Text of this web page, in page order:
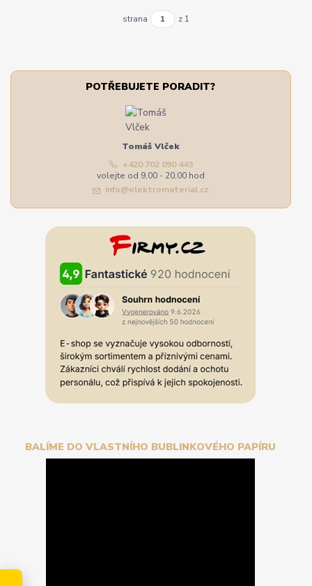
strana z 1
POTŘEBUJETE PORADIT?
Tomáš Vlček
+420 702 090 443
volejte od 9,00 - 20,00 hod
info@elektromaterial.cz
BALÍME DO VLASTNÍHO BUBLINKOVÉHO PAPÍRU